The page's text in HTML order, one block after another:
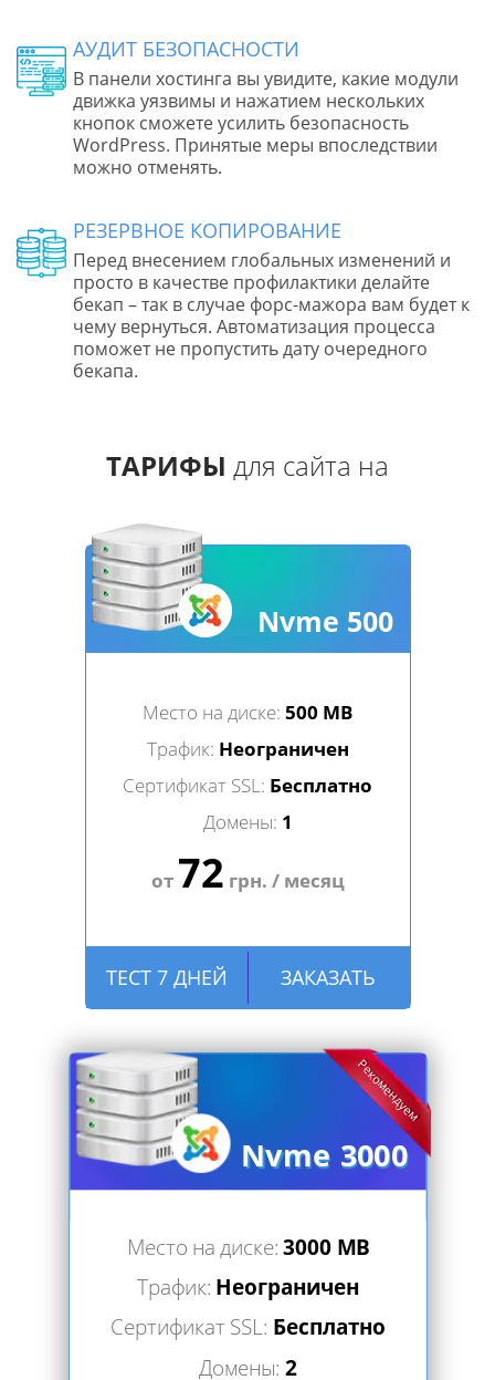
АУДИТ БЕЗОПАСНОСТИ
В панели хостинга вы увидите, какие модули
движка уязвимы и нажатием нескольких
кнопок сможете усилить безопасность
WordPress. Принятые меры впоследствии
можно отменять.
РЕЗЕРВНОЕ КОПИРОВАНИЕ
Перед внесением глобальных изменений и
просто в качестве профилактики делайте
бекап – так в случае форс-мажора вам будет к
чему вернуться. Автоматизация процесса
поможет не пропустить дату очередного
бекапа.
ТАРИФЫ для сайта на
Nvme 500
Место на диске: 500 MB
Трафик: Неограничен
Сертификат SSL: Бесплатно
Домены: 1
от 72 грн. / месяц
ТЕСТ 7 ДНЕЙ ЗАКАЗАТЬ
Nvme 3000
Рекомендуем
Место на диске:3000 MB
Трафик: Неограничен
Сертификат SSL: Бесплатно
Домены: 2